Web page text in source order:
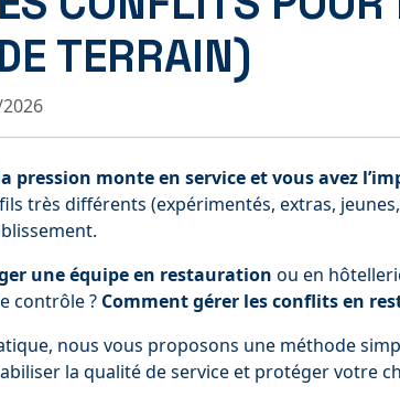
TERRAIN)
pression monte en service et vous avez
très différents (expérimentés, extras,
une équipe en restauration ou en
contrôle ? Comment gérer les conflits en
nous vous proposons une méthode
la qualité de service et protéger votre